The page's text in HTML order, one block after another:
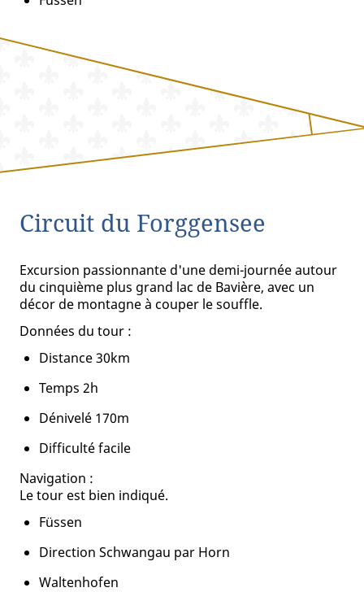
Circuit du Forggensee
Excursion passionnante d'une demi-journée autour
du cinquième plus grand lac de Bavière, avec un
décor de montagne à couper le souffle.
Données du tour :
Distance 30km
Temps 2h
Dénivelé 170m
Difficulté facile
Navigation :
Le tour est bien indiqué.
Füssen
Direction Schwangau par Horn
Waltenhofen